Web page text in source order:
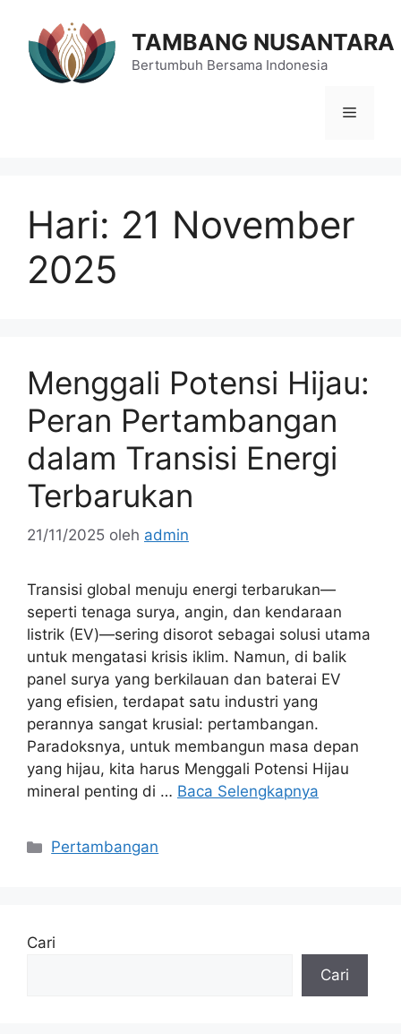
TAMBANG NUSANTARA
Bertumbuh Bersama Indonesia
Menu
Hari: 21 November
2025
Menggali Potensi Hijau:
Peran Pertambangan
dalam Transisi Energi
Terbarukan
21/11/2025 oleh admin
Transisi global menuju energi terbarukan—
seperti tenaga surya, angin, dan kendaraan
listrik (EV)—sering disorot sebagai solusi utama
untuk mengatasi krisis iklim. Namun, di balik
panel surya yang berkilauan dan baterai EV
yang efisien, terdapat satu industri yang
perannya sangat krusial: pertambangan.
Paradoksnya, untuk membangun masa depan
yang hijau, kita harus Menggali Potensi Hijau
mineral penting di … Baca Selengkapnya
Kategori
Pertambangan
Cari
Cari